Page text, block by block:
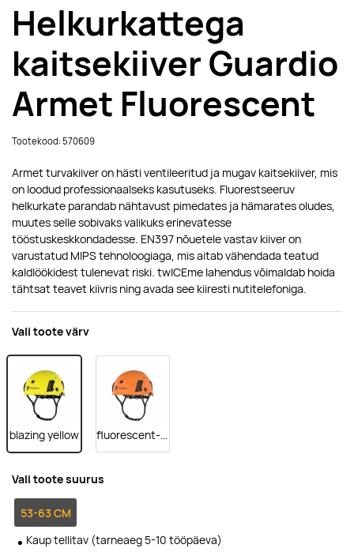
Helkurkattega
kaitsekiiver Guardio
Armet Fluorescent
Tootekood: 570609
Armet turvakiiver on hästi ventileeritud ja mugav kaitsekiiver, mis
on loodud professionaalseks kasutuseks. Fluorestseeruv
helkurkate parandab nähtavust pimedates ja hämarates oludes,
muutes selle sobivaks valikuks erinevatesse
tööstuskeskkondadesse. EN397 nõuetele vastav kiiver on
varustatud MIPS tehnoloogiaga, mis aitab vähendada teatud
kaldlöökidest tulenevat riski. twICEme lahendus võimaldab hoida
tähtsat teavet kiivris ning avada see kiiresti nutitelefoniga.
Vali toote värv
blazing yellow fluorescent-orange
Vali toote suurus
53-63 CM
Kaup tellitav (tarneaeg 5-10 tööpäeva)